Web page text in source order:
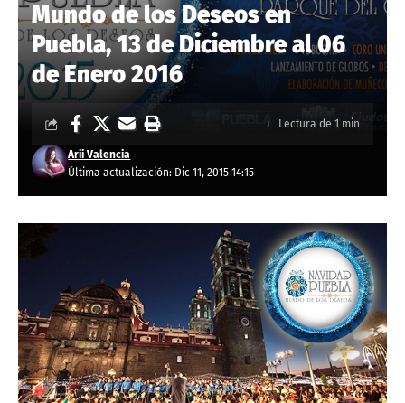
Mundo de los Deseos en
Puebla, 13 de Diciembre al 06
de Enero 2016
Última actualización: Dic 11, 2015 14:15
Arii Valencia
Lectura de 1 min